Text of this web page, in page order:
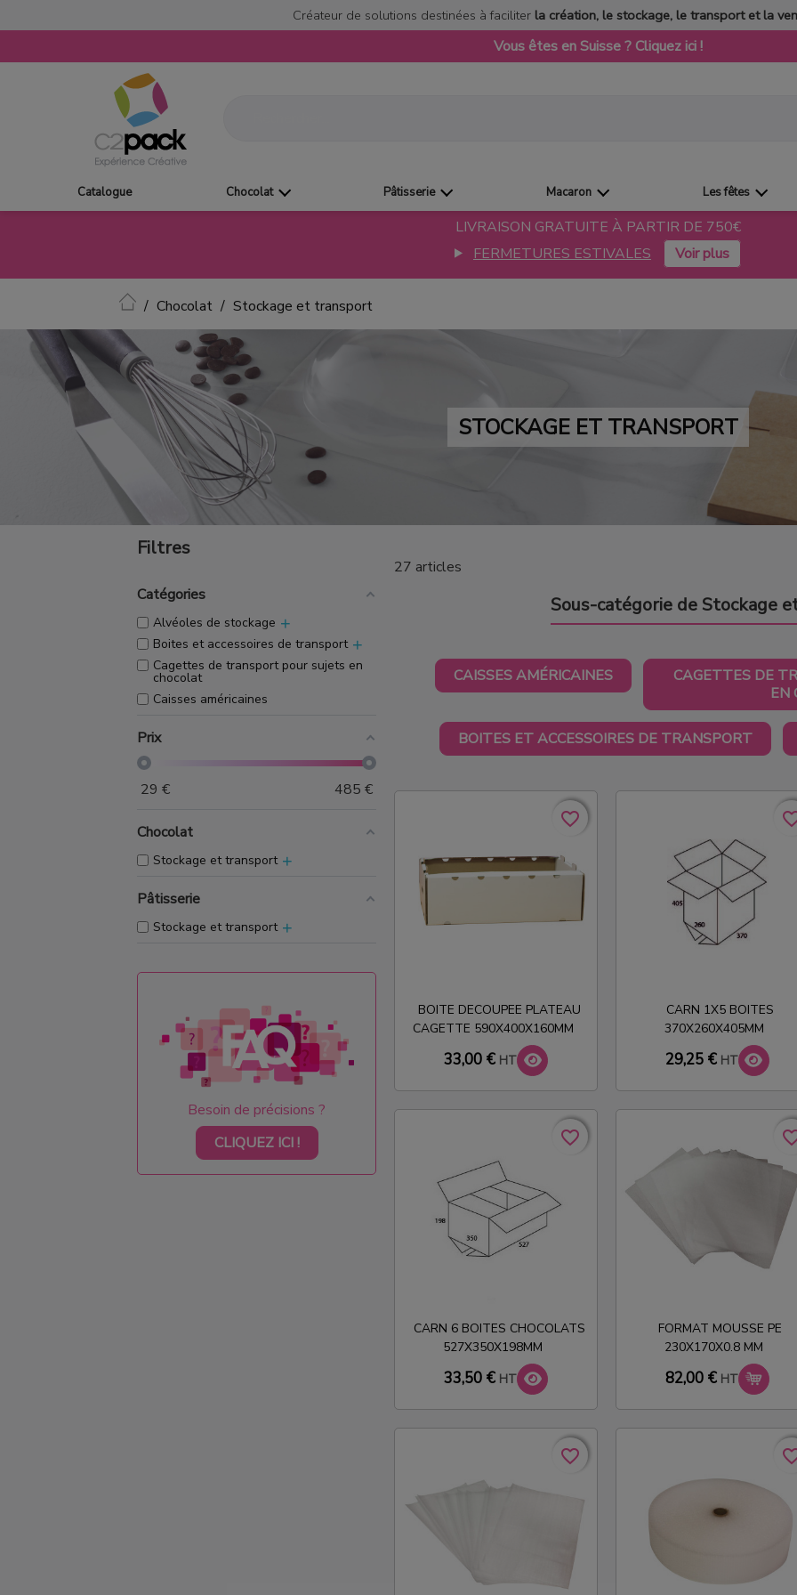
Créateur de solutions destinées à faciliter la création, le stockage, le transport et la
Vous êtes en Suisse ? Cliquez ici !
Catalogue Chocolat Pâtisserie Macaron Les fêtes
LIVRAISON GRATUITE À PARTIR DE 750€
FERMETURES ESTIVALES
Accueil
Chocolat Stockage et transport
Filtres
Catégories
Alvéoles de stockage +
Boites et accessoires de transport +
Cagettes de transport pour sujets en
chocolat
Caisses américaines
Prix
29 € 485 €
Chocolat
Stockage et transport +
Pâtisserie
Stockage et transport +
Besoin de précisions ?
CLIQUEZ ICI !
STOCKAGE ET TRANSPORT
27 articles
Sous-catégorie de Stockage
CAISSES AMÉRICAINES
CAGETTES DE
EN
BOITES ET ACCESSOIRES DE TRANSPORT
BOITE DECOUPEE PLATEAU
CAGETTE 590X400X160MM
33,00 € HT
favorite_border
favorite_border
CARN 1X5 BOITES
370X260X405MM
29,25 € HT
CARN 6 BOITES CHOCOLATS
527X350X198MM
33,50 € HT
favorite_border
favorite_border
FORMAT MOUSSE PE
230X170X0.8 MM
82,00 € HT
favorite_border
favorite_border